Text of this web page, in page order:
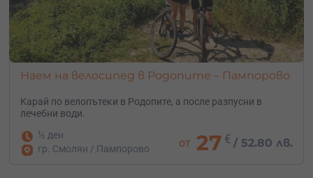
Наем на велосипед в Родопите – Пампорово
Карай по велопътеки в Родопите, а после разпусни в
лечебни води.
½ ден
гр. Смолян / Пампорово
от 27 € / 52.80 лв.